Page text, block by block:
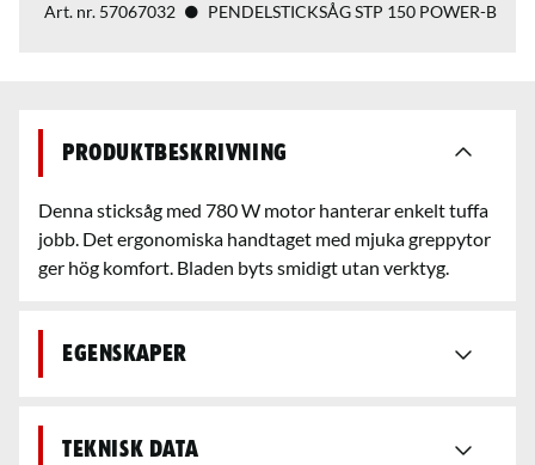
Art. nr. 57067032 PENDELSTICKSÅG STP 150 POWER-B
Produktbeskrivning
Denna sticksåg med 780 W motor hanterar enkelt tuffa
jobb. Det ergonomiska handtaget med mjuka greppytor
ger hög komfort. Bladen byts smidigt utan verktyg.
Egenskaper
Teknisk data